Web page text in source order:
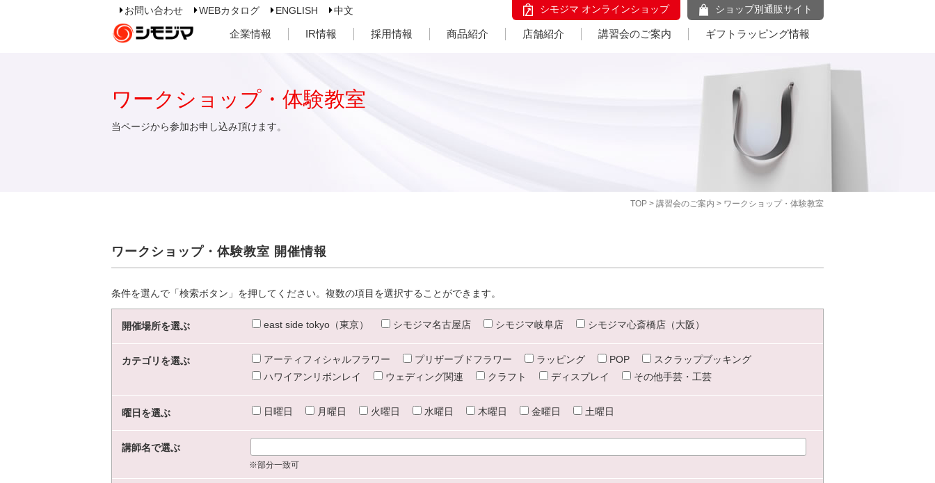
お問い合わせ WEBカタログ ENGLISH 中文 シモジマ オンラインショップ ショップ別通販サイト
企業情報 IR情報 採用情報 商品紹介 店舗紹介 講習会のご案内 ギフトラッピング情報
TOP > 講習会のご案内 > ワークショップ・体験教室
ワークショップ・体験教室
当ページから参加お申し込み頂けます。
ワークショップ・体験教室 開催情報
条件を選んで「検索ボタン」を押してください。複数の項目を選択することができます。
開催場所を選ぶ east side tokyo（東京） シモジマ名古屋店 シモジマ岐阜店 シモジマ心斎橋店（大阪）
カテゴリを選ぶ アーティフィシャルフラワー プリザーブドフラワー ラッピング POP
スクラップブッキング
ハワイアンリボンレイ
ウェディング関連 クラフト ディスプレイ その他手芸・工芸
曜日を選ぶ 日曜日 月曜日 火曜日 水曜日 木曜日 金曜日 土曜日
講師名で選ぶ
※部分一致可